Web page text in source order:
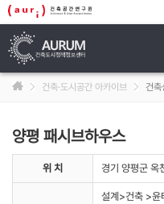
건축·도시공간 아카이브 건축
양평 패시브하우스
위 치 경기 양평군
설계>건축 >윤